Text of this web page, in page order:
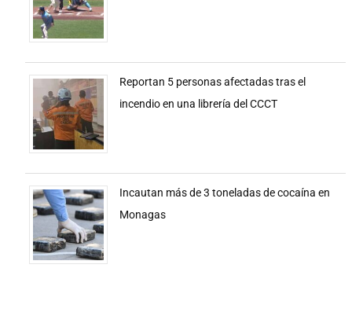
Reportan 5 personas afectadas tras el
incendio en una librería del CCCT
Incautan más de 3 toneladas de cocaína en
Monagas